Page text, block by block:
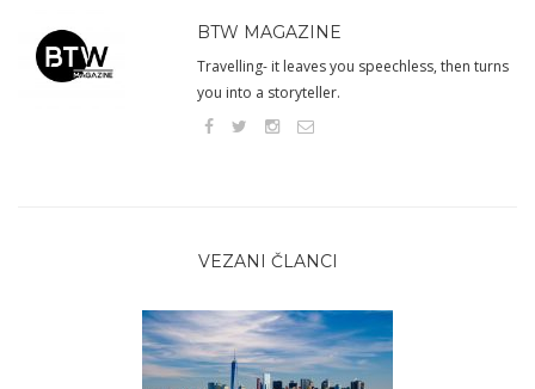
BTW MAGAZINE
Travelling- it leaves you speechless, then turns
you into a storyteller.
VEZANI ČLANCI